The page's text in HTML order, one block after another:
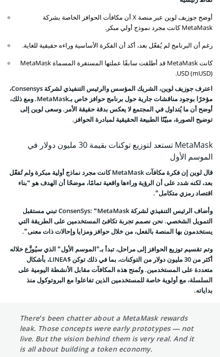
أوضح جوزيف لوين عبر منصة X أن مكافآت الحوافز الخاصة بشركة
MetaMask كانت مجرد نموذج أولي مبكر.
رغم أن البرنامج لم يُفعّل بعد، أكد أن الفكرة الأساسية وراءه حقيقية للغاية.
كانت MetaMask قد أطلقت سابقًا عملتها المستقرة المسماة MetaMask
USD (mUSD).
اعترف جوزيف لوين، الشريك المؤسس والرئيس التنفيذي لشركة Consensys،
مؤخرًا بوجود مناقشات جارية حول برنامج حوافز خاص بـMetaMask. ومع ذلك،
أوضح أن ما يُتداول في المجتمع لا يعكس بدقة حقيقة الأمر. وسعى لوين إلى
توضيح الصورة، مبيّنًا الطبيعة الحقيقية لمبادرة الحوافز.
MetaMask تستعد لتوزيع توكنات بقيمة 30 مليون دولار في
الموسم الأول
قال لوين إن فكرة مكافآت MetaMask كانت مجرد نماذج أولية مبكرة ولم تُفعّل
بعد، لكنه شدد على أن الرؤية وراءها واقعية تمامًا، موضحًا أن الهدف هو “بناء
اقتصاد رمزي متكامل”.
وأضاف الرئيس التنفيذي لشركة ConsenSys: “MetaMask تبني مستقبل
التمويل الشخصي. نحن نصمم تجربة تكافئ المستخدمين على الطريقة التي
يستخدمون بها المنصة بالفعل، من خلال حوافز ومزايا وإحالات ذات معنى”.
وتم تقسيم توزيع الحوافز إلى مراحل، تبدأ بـ”الموسم الأول” الذي سيُوزَّع خلاله
أكثر من 30 مليون دولار من التوكنات، بما في ذلك توكن $LINEA، بأشكال
متعددة على المستخدمين. وتُمنح هذه المكافآت مقابل الأنشطة اليومية على
السلسلة، مع أولوية خاصة للمستخدمين الذين تفاعلوا مع البروتوكول منذ
بداياته.
There’s been chatter about a MetaMask rewards
leak. Those concepts were early prototypes — not
live. But the vision behind them is very real. And it
is all about building a token economy.